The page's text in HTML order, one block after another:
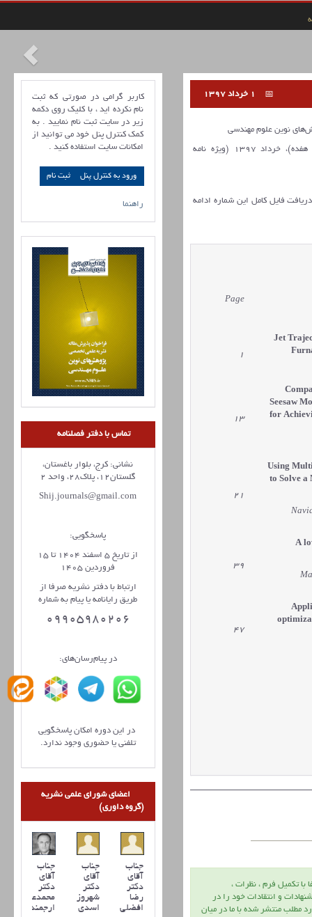
نوین علوم مهندسی
سال سوم، شماره 3 (پیاپی هفده)، خرداد 1397 (ویژه نامه
فایل کامل این شماره ادامه
Page
Jet
1
Seesaw
for
13
Using
to Solve
21
A
39
47
با تكميل فرم ، نظرات ،
و انتقادات خود را در
مطلب منتشر شده با ما در ميان
کاربر گرامی در صورتی که ثبت
نام نکرده اید ، با کلیک روی دکمه
زیر در سایت ثبت نام نمایید . به
کمک کنترل پنل خود می توانید از
امکانات سایت استفاده کنید .
ورود به کنترل پنل
راهنما
تماس با دفتر فصلنامه
نشانی: کرج، بلوار باغستان،
گلستان12، پلاک28، واحد 2
Shij.journals@gmail.com
پاسخگویی:
از تاریخ 5 اسفند 1404 تا 15
فروردین 1405
ارتباط با دفتر نشریه صرفا از
طریق رایانامه یا پیام به شماره
09905980206
در پیام‌رسان‌های:
در این دوره امکان پاسخگویی
تلفنی یا حضوری وجود ندارد.
اعضای شورای علمی نشریه
(گروه داوری)
جناب
آقای
دکتر
محمدعلی
ارجمند
جناب
آقای
دکتر
شهروز
اسدی
جناب
آقای
دکتر
رضا
افضلي